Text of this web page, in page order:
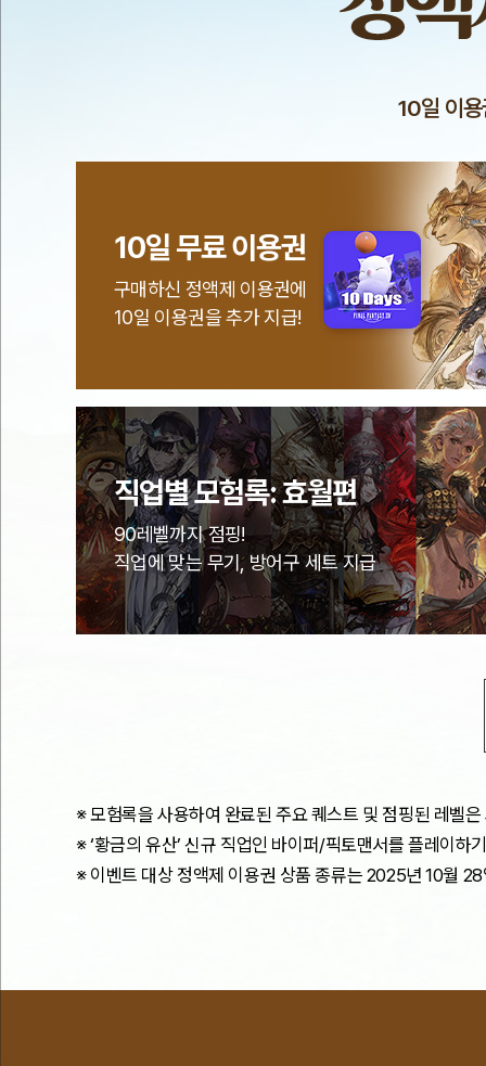
용
10일 이
10일 무료 이용권
구매하신 정액제 이용권에
10일 이용권을 추가 지급!
직업별 모험록: 효월편
90레벨까지 점핑!
직업에 맞는 무기, 방어구 세트 지급
※ 모험록을 사용하여 완료된 주요 퀘스트 및 점핑된 레벨
※ ‘황금의 유산’ 신규 직업인 바이퍼/픽토맨서를 플레이
※ 이벤트 대상 정액제 이용권 상품 종류는 2025년 10월